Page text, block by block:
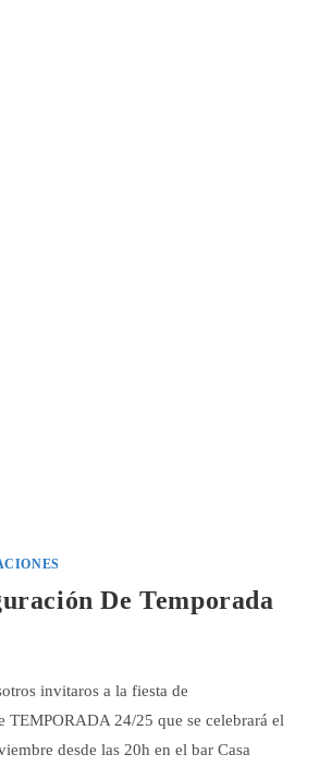
De Temporada
invitaros a la fiesta de
24/25 que se celebrará el
desde las 20h en el bar Casa